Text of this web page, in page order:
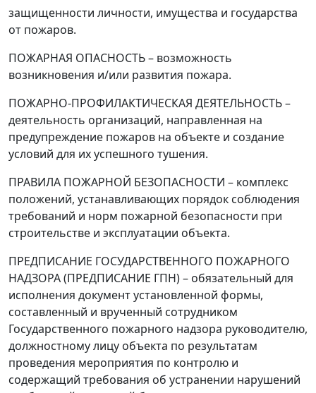
защищенности личности, имущества и государства
от пожаров.
ПОЖАРНАЯ ОПАСНОСТЬ– возможность
возникновения и/или развития пожара.
ПОЖАРНО-ПРОФИЛАКТИЧЕСКАЯ ДЕЯТЕЛЬНОСТЬ–
деятельность организаций, направленная на
предупреждение пожаров на объекте и создание
условий для их успешного тушения.
ПРАВИЛА ПОЖАРНОЙ БЕЗОПАСНОСТИ – комплекс
положений, устанавливающих порядок соблюдения
требований и норм пожарной безопасности при
строительстве и эксплуатации объекта.
ПРЕДПИСАНИЕ ГОСУДАРСТВЕННОГО ПОЖАРНОГО
НАДЗОРА (ПРЕДПИСАНИЕ ГПН)– обязательный для
исполнения документ установленной формы,
составленный и врученный сотрудником
Государственного пожарного надзора руководителю,
должностному лицу объекта по результатам
проведения мероприятия по контролю и
содержащий требования об устранении нарушений